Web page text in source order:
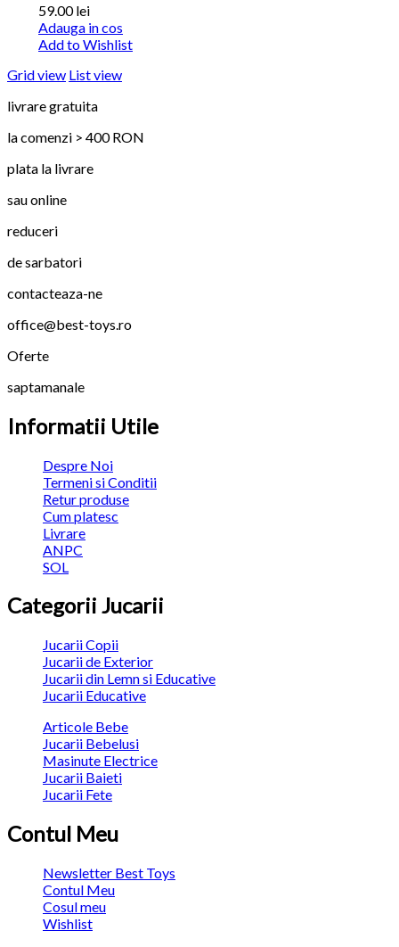
59.00lei
Adauga in cos
Add to Wishlist
Grid view List view
livrare gratuita
la comenzi > 400 RON
plata la livrare
sau online
reduceri
de sarbatori
contacteaza-ne
office@best-toys.ro
Oferte
saptamanale
Informatii Utile
Despre Noi
Termeni si Conditii
Retur produse
Cum platesc
Livrare
ANPC
SOL
Categorii Jucarii
Jucarii Copii
Jucarii de Exterior
Jucarii din Lemn si Educative
Jucarii Educative
Articole Bebe
Jucarii Bebelusi
Masinute Electrice
Jucarii Baieti
Jucarii Fete
Contul Meu
Newsletter Best Toys
Contul Meu
Cosul meu
Wishlist